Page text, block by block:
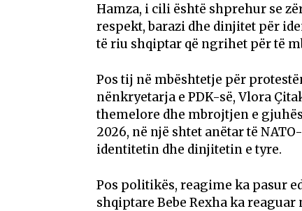
Hamza, i cili është shprehur se
respekt, barazi dhe dinjitet për
të riu shqiptar që ngrihet për të
Pos tij në mbështetje për
nënkryetarja e PDK-së, Vlora
themelore dhe mbrojtjen e
2026, në një shtet anëtar të
identitetin dhe dinjitetin e tyre.
Pos politikës, reagime ka pasur
shqiptare Bebe Rexha ka